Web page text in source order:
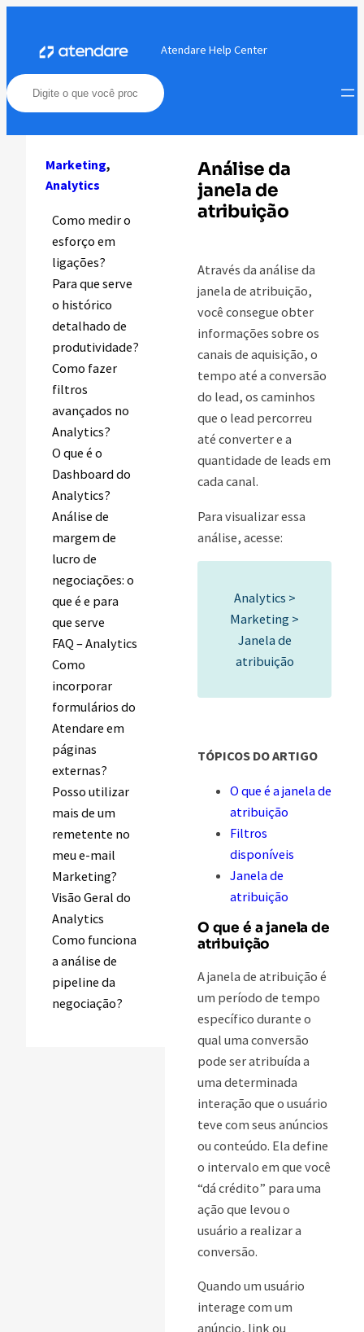
conteúdo
Atendare Help Center
Marketing
Analytics
Como medir o
esforço em
ligações?
Para que serve
o histórico
detalhado de
produtividade?
Como fazer
filtros
avançados no
Analytics?
O que é o
Dashboard do
Analytics?
Análise de
margem de
lucro de
negociações: o
que é e para
que serve
FAQ – Analytics
Como
incorporar
formulários do
Atendare em
páginas
externas?
Posso utilizar
mais de um
remetente no
meu e-mail
Marketing?
Visão Geral do
Analytics
Como funciona
a análise de
pipeline da
negociação?
Análise da
janela de
atribuição
Através da análise da
janela de atribuição,
você consegue obter
informações sobre os
canais de aquisição, o
tempo até a conversão
do lead, os caminhos
que o lead percorreu
até converter e a
quantidade de leads em
cada canal.
Para visualizar essa
análise, acesse:
Analytics >
Marketing >
Janela de
atribuição
TÓPICOS DO ARTIGO
O que é a janela de
atribuição
Filtros
disponíveis
Janela de
atribuição
O que é a janela de
atribuição
A janela de atribuição é
um período de tempo
específico durante o
qual uma conversão
pode ser atribuída a
uma determinada
interação que o usuário
teve com seus anúncios
ou conteúdo. Ela define
o intervalo em que você
“dá crédito” para uma
ação que levou o
usuário a realizar a
conversão.
Quando um usuário
interage com um
anúncio, link ou